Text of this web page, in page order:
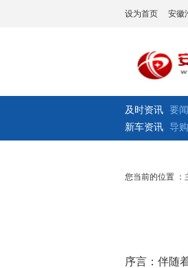
设为首页 安徽
及时资讯 要闻
新车资讯 导购
您当前的位置 ：
序言：伴随